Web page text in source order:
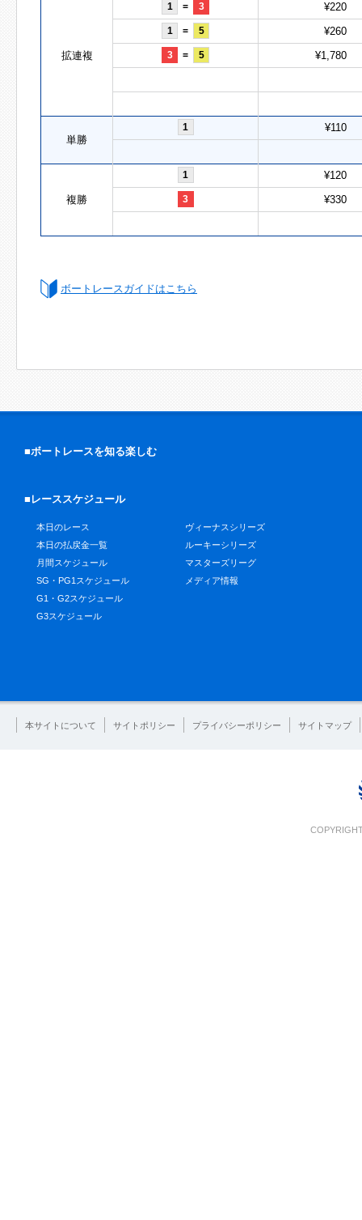
拡連複
1 = 3 ¥220
1 = 5 ¥260
3 = 5 ¥1,780
単勝
1 ¥110
複勝
1 ¥120
3 ¥330
ボートレースガイドはこちら
■ボートレースを知る楽しむ
■レーススケジュール
本日のレース
本日の払戻金一覧
月間スケジュール
SG・PG1スケジュール
G1・G2スケジュール
G3スケジュール
ヴィーナスシリーズ
ルーキーシリーズ
マスターズリーグ
メディア情報
本サイトについて サイトポリシー プライバシーポリシー サイトマップ